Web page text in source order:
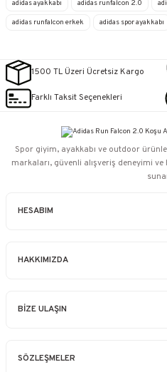
adidas ayakkabı
adidas runfalcon 2.0
adidas runfalcon erkek adidas spor ayakkabı
1500 TL Üzeri Ücretsiz Kargo
Farklı Taksit Seçenekleri
HESABIM
HAKKIMIZDA
BİZE ULAŞIN
SÖZLEŞMELER
Spor giyim, ayakkabı ve outdoor
markaları, güvenli alışveriş deneyimi ve